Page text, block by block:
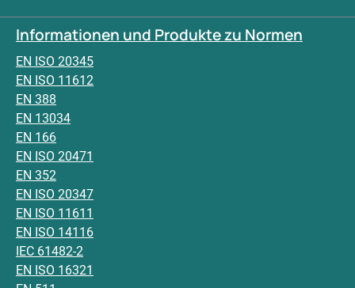
Informationen und Produkte zu Normen
EN ISO 20345
EN ISO 11612
EN 388
EN 13034
EN 166
EN ISO 20471
EN 352
EN ISO 20347
EN ISO 11611
EN ISO 14116
IEC 61482-2
EN ISO 16321